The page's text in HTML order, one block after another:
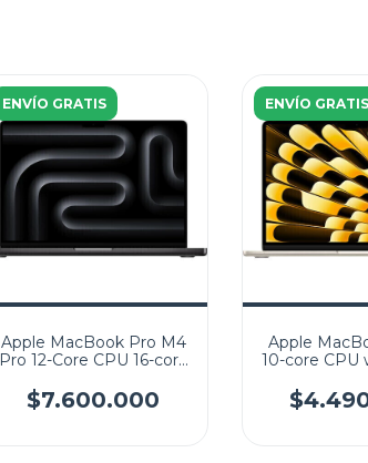
ENVÍO GRATIS
Apple MacBook Pro M4
Pro 12-Core CPU 16-core
14.2" (3024x1964) Liquid
Retina XDR MacOS
$7.600.000
ENVÍO GRATIS
Apple
10-core CPU
13.6"
Retina